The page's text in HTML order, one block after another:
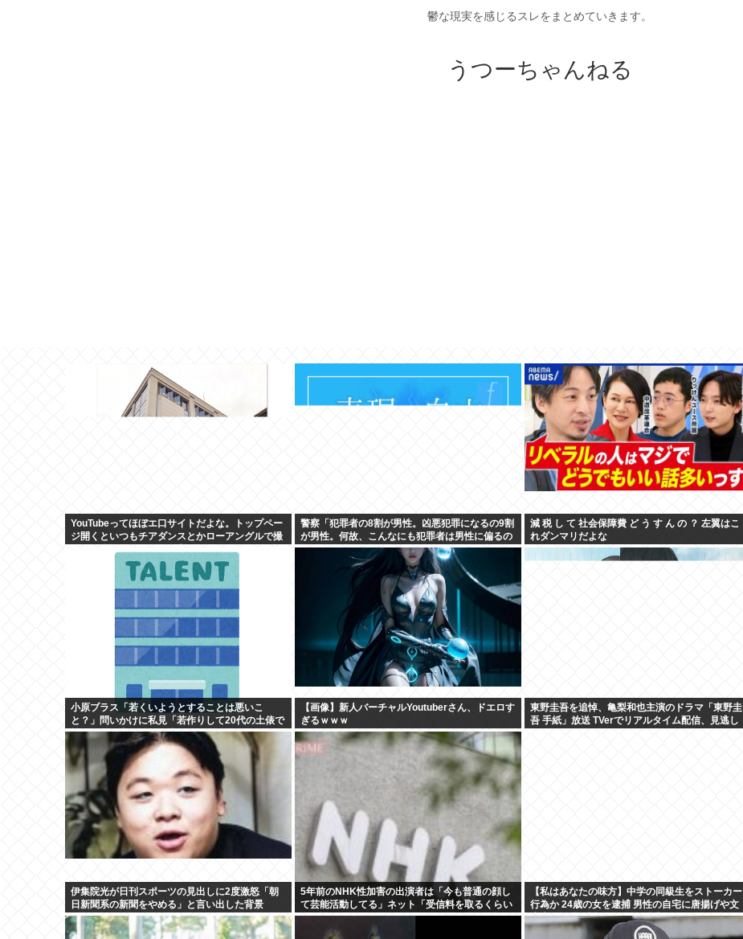
鬱な現実を感じるスレをまとめていきます。
うつーちゃんねる
YouTubeってほぼエ口サイトだよな。トップペー
ジ開くといつもチアダンスとかローアングルで撮
警察「犯罪者の8割が男性。凶悪犯罪になるの9割
が男性。何故、こんなにも犯罪者は男性に偏るの
か」
減 税 し て 社会保障費 ど う す ん の ？ 左翼はこ
れダンマリだよな
小原ブラス「若くいようとすることは悪いこ
と？」問いかけに私見「若作りして20代の土俵で
戦おうとし出すとクソ痛いヤツに…」
【画像】新人バーチャルYoutuberさん、ドエロす
ぎるｗｗｗ
東野圭吾を追悼、亀梨和也主演のドラマ「東野圭
吾 手紙」放送 TVerでリアルタイム配信、見逃し
伊集院光が日刊スポーツの見出しに2度激怒「朝
日新聞系の新聞をやめる」と言い出した背景
5年前のNHK性加害の出演者は「今も普通の顔し
て芸能活動してる」ネット「受信料を取るくらい
なら詳細を伝えよ」
【私はあなたの味方】中学の同級生をストーカー
行為か 24歳の女を逮捕 男性の自宅に唐揚げや文
庫本など繰り返し届ける / 兵庫県